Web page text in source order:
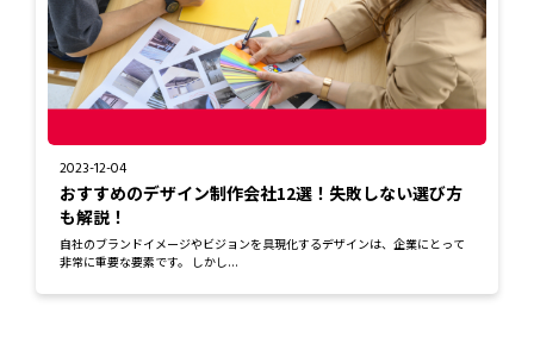
2023-12-04
おすすめのデザイン制作会社12選！失敗しない選び方
も解説！
自社のブランドイメージやビジョンを具現化するデザインは、企業にとって
非常に重要な要素です。 しかし...